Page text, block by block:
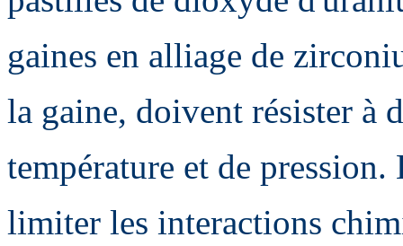
gaines en alliage de
la gaine, doivent résister à
température et de pression.
limiter les interactions